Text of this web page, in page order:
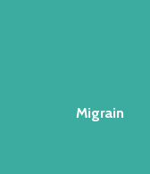
Migrain